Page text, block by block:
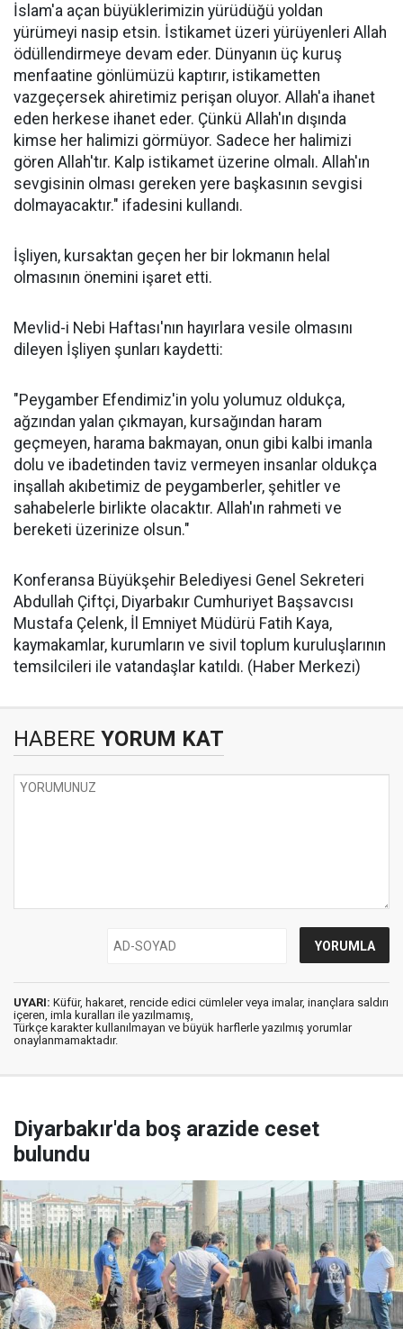
İslam'a açan büyüklerimizin yürüdüğü yoldan
yürümeyi nasip etsin. İstikamet üzeri yürüyenleri Allah
ödüllendirmeye devam eder. Dünyanın üç kuruş
menfaatine gönlümüzü kaptırır, istikametten
vazgeçersek ahiretimiz perişan oluyor. Allah'a ihanet
eden herkese ihanet eder. Çünkü Allah'ın dışında
kimse her halimizi görmüyor. Sadece her halimizi
gören Allah'tır. Kalp istikamet üzerine olmalı. Allah'ın
sevgisinin olması gereken yere başkasının sevgisi
dolmayacaktır." ifadesini kullandı.
İşliyen, kursaktan geçen her bir lokmanın helal
olmasının önemini işaret etti.
Mevlid-i Nebi Haftası'nın hayırlara vesile olmasını
dileyen İşliyen şunları kaydetti:
"Peygamber Efendimiz'in yolu yolumuz oldukça,
ağzından yalan çıkmayan, kursağından haram
geçmeyen, harama bakmayan, onun gibi kalbi imanla
dolu ve ibadetinden taviz vermeyen insanlar oldukça
inşallah akıbetimiz de peygamberler, şehitler ve
sahabelerle birlikte olacaktır. Allah'ın rahmeti ve
bereketi üzerinize olsun."
Konferansa Büyükşehir Belediyesi Genel Sekreteri
Abdullah Çiftçi, Diyarbakır Cumhuriyet Başsavcısı
Mustafa Çelenk, İl Emniyet Müdürü Fatih Kaya,
kaymakamlar, kurumların ve sivil toplum kuruluşlarının
temsilcileri ile vatandaşlar katıldı. (Haber Merkezi)
HABERE YORUM KAT
UYARI: Küfür, hakaret, rencide edici cümleler veya imalar, inançlara saldırı
içeren, imla kuralları ile yazılmamış,
Türkçe karakter kullanılmayan ve büyük harflerle yazılmış yorumlar
onaylanmamaktadır.
Diyarbakır'da boş arazide ceset
bulundu